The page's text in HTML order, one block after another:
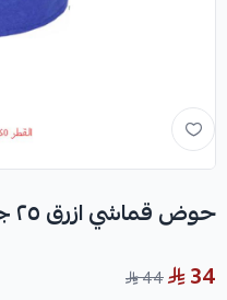
حوض قماشي ازرق ٢٥ جالون+١ مجانا
34
44